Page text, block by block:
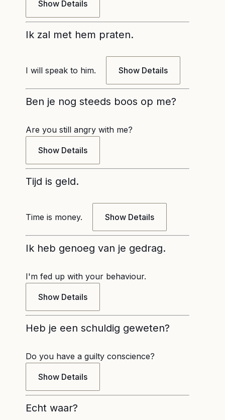
Show Details
Ik zal met hem praten.
I will speak to him. Show Details
Ben je nog steeds boos op me?
Are you still angry with me?
Show Details
Tijd is geld.
Time is money. Show Details
Ik heb genoeg van je gedrag.
I'm fed up with your behaviour.
Show Details
Heb je een schuldig geweten?
Do you have a guilty conscience?
Show Details
Echt waar?